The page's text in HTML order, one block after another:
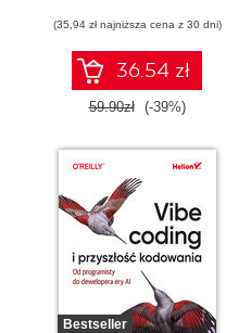
(35,94 zł najniższa cena z 30 dni)
36.54 zł
59.90zł (-39%)
Bestseller